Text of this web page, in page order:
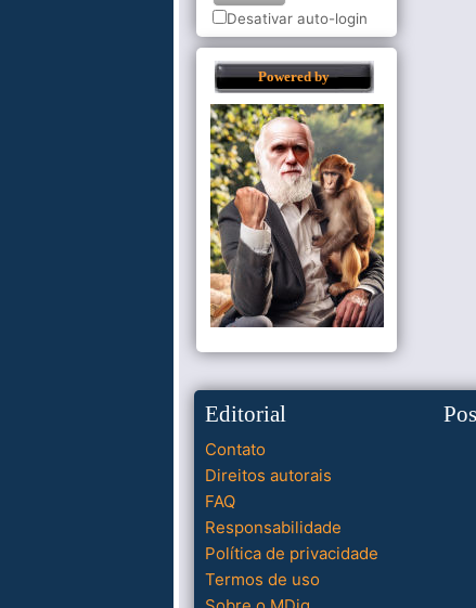
Desativar auto-login
Powered by
Editorial
Contato
Direitos autorais
FAQ
Responsabilidade
Política de privacidade
Termos de uso